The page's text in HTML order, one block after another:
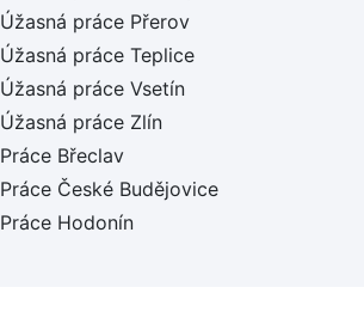
Úžasná práce Přerov
Úžasná práce Teplice
Úžasná práce Vsetín
Úžasná práce Zlín
Práce Břeclav
Práce České Budějovice
Práce Hodonín